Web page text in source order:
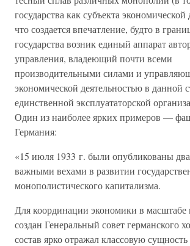
государства как субъекта экономической
что создается впечатление, будто в
государства возник единый аппарат
управления, владеющий почти всеми
производительными силами и
экономической деятельностью в данной
единственной эксплуататорской
Один из наиболее ярких примеров —
Германия:
«15 июля 1933 г. были опубликованы
важными вехами в развитии
монополистического капитализма.
Для координации экономики в масштабе
создан Генеральный совет германского
состав ярко отражал классовую